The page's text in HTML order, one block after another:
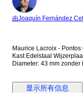
专
家
由Joaquín Fernández
Maurice Lacroix -
Kast Edelstaal
Diameter: 43 mm zonder kroon Glas: Sapphire crystal
verzekerde verzending
显示所有信息